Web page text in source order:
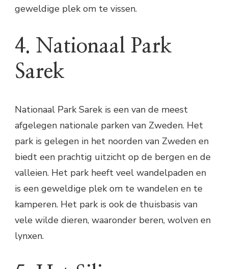
geweldige plek om te vissen.
4. Nationaal Park
Sarek
Nationaal Park Sarek is een van de meest
afgelegen nationale parken van Zweden. Het
park is gelegen in het noorden van Zweden en
biedt een prachtig uitzicht op de bergen en de
valleien. Het park heeft veel wandelpaden en
is een geweldige plek om te wandelen en te
kamperen. Het park is ook de thuisbasis van
vele wilde dieren, waaronder beren, wolven en
lynxen.